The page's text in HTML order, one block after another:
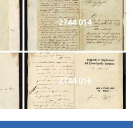
2744 014
2744 016